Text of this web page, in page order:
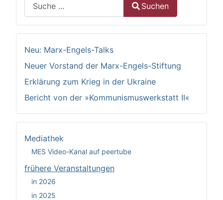
Type 2 or more characters for results.
Suchen
Neu: Marx-Engels-Talks
Neuer Vorstand der Marx-Engels-Stiftung
Erklärung zum Krieg in der Ukraine
Bericht von der »Kommunismuswerkstatt II«
Mediathek
MES Video-Kanal auf peertube
frühere Veranstaltungen
in 2026
in 2025